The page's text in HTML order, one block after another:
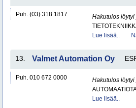
Puh. (03) 318 1817
Hakutulos
Lue lisää..
13. Valmet Automation Oy
Puh. 010 672 0000
Hakutulos
Lue lisää..